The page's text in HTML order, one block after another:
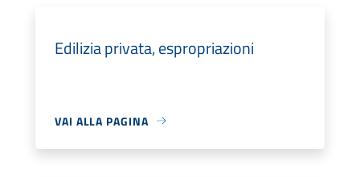
Edilizia privata, espropriazioni
VAI ALLA PAGINA